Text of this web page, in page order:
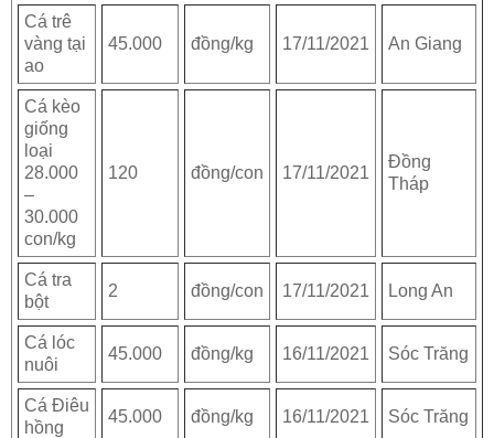
Cá trê
vàng tại
ao
45.000 đồng/kg 17/11/2021 An Giang
Cá kèo
giống
loại
28.000
–
30.000
con/kg
120 đồng/con 17/11/2021
Đồng
Tháp
Cá tra
bột
2 đồng/con 17/11/2021 Long An
Cá lóc
nuôi
45.000 đồng/kg 16/11/2021 Sóc Trăng
Cá Điêu
hồng
45.000 đồng/kg 16/11/2021 Sóc Trăng